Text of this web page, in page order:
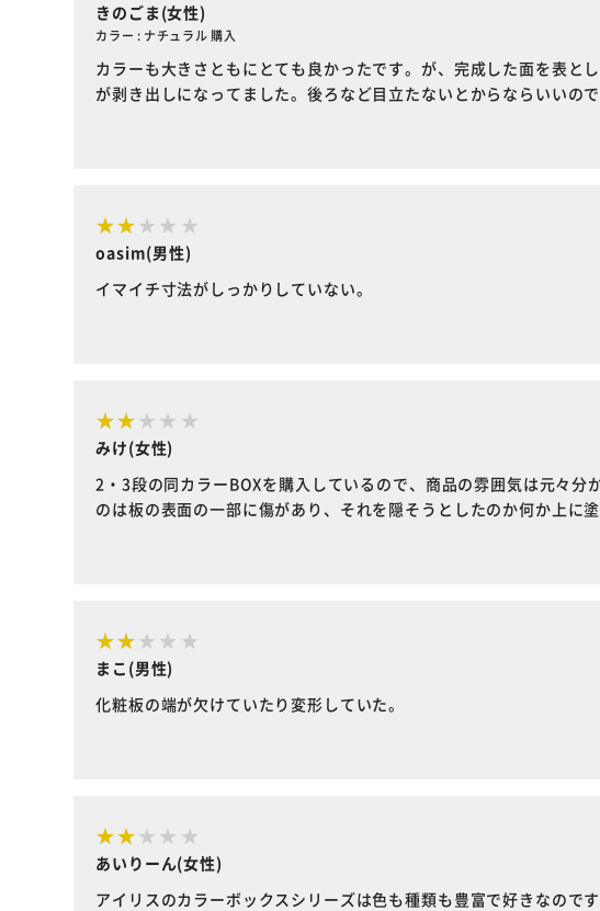
きのごま(女性)
カラー : ナチュラル 購入
カラーも大きさともにとても良かったです。が、完成した面を表と
が剥き出しになってました。後ろなど目立たないとからならいいの
oasim(男性)
イマイチ寸法がしっかりしていない。
みけ(女性)
2・3段の同カラーBOXを購入しているので、商品の雰囲気は元々
のは板の表面の一部に傷があり、それを隠そうとしたのか何か上に
まこ(男性)
化粧板の端が欠けていたり変形していた。
あいりーん(女性)
アイリスのカラーボックスシリーズは色も種類も豊富で好きなの